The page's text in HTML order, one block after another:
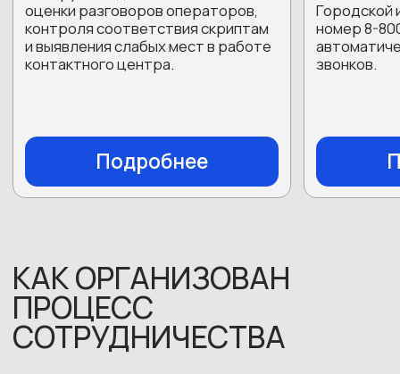
5 этап
мониторинг качества, своевременная
корректировка сценариев и процессов.
Обучение операторов с учетом специфики
продуктов и услуг заказчика, проверка
готовности технической базы.
Подготовка индивидуальных сценариев
(скриптов), настройка телефонии, определение
схемы маршрутизации и интеграции с CRM-
системой.